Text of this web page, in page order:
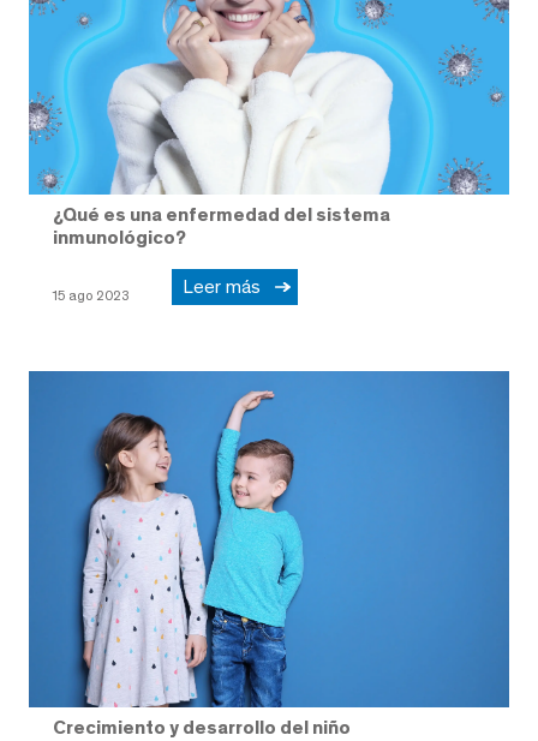
¿Qué es una enfermedad del sistema
inmunológico?
15 ago 2023 Leer más
Crecimiento y desarrollo del niño